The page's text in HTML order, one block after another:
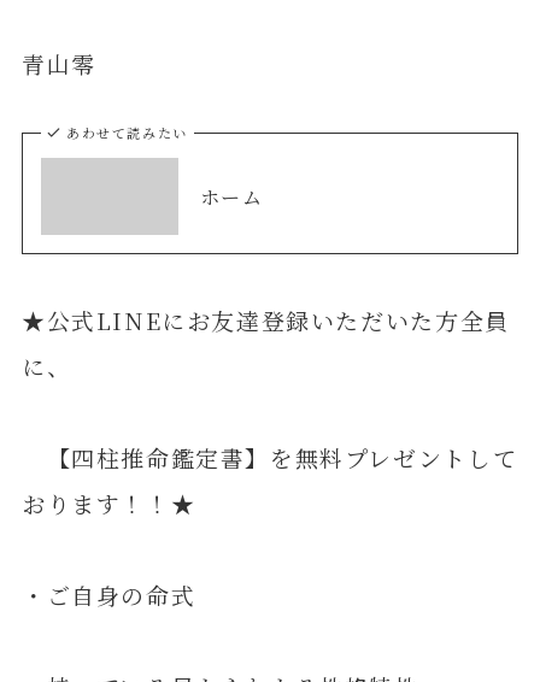
青山零
あわせて読みたい
ホーム
★公式LINEにお友達登録いただいた方全員
に、
【四柱推命鑑定書】を無料プレゼントして
おります！！★
・ご自身の命式